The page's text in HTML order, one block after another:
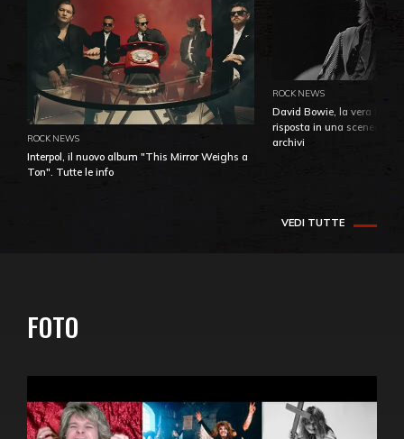
ROCK NEWS
Interpol, il nuovo album "This Mirror Weighs a
Ton". Tutte le info
ROCK NEWS
David Bowie, la vera
risposta in una
archivi
VEDI TUTTE
FOTO